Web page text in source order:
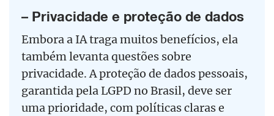
– Privacidade e proteção de dados
Embora a IA traga muitos benefícios, ela
também levanta questões sobre
privacidade. A proteção de dados pessoais,
garantida pela LGPD no Brasil, deve ser
uma prioridade, com políticas claras e